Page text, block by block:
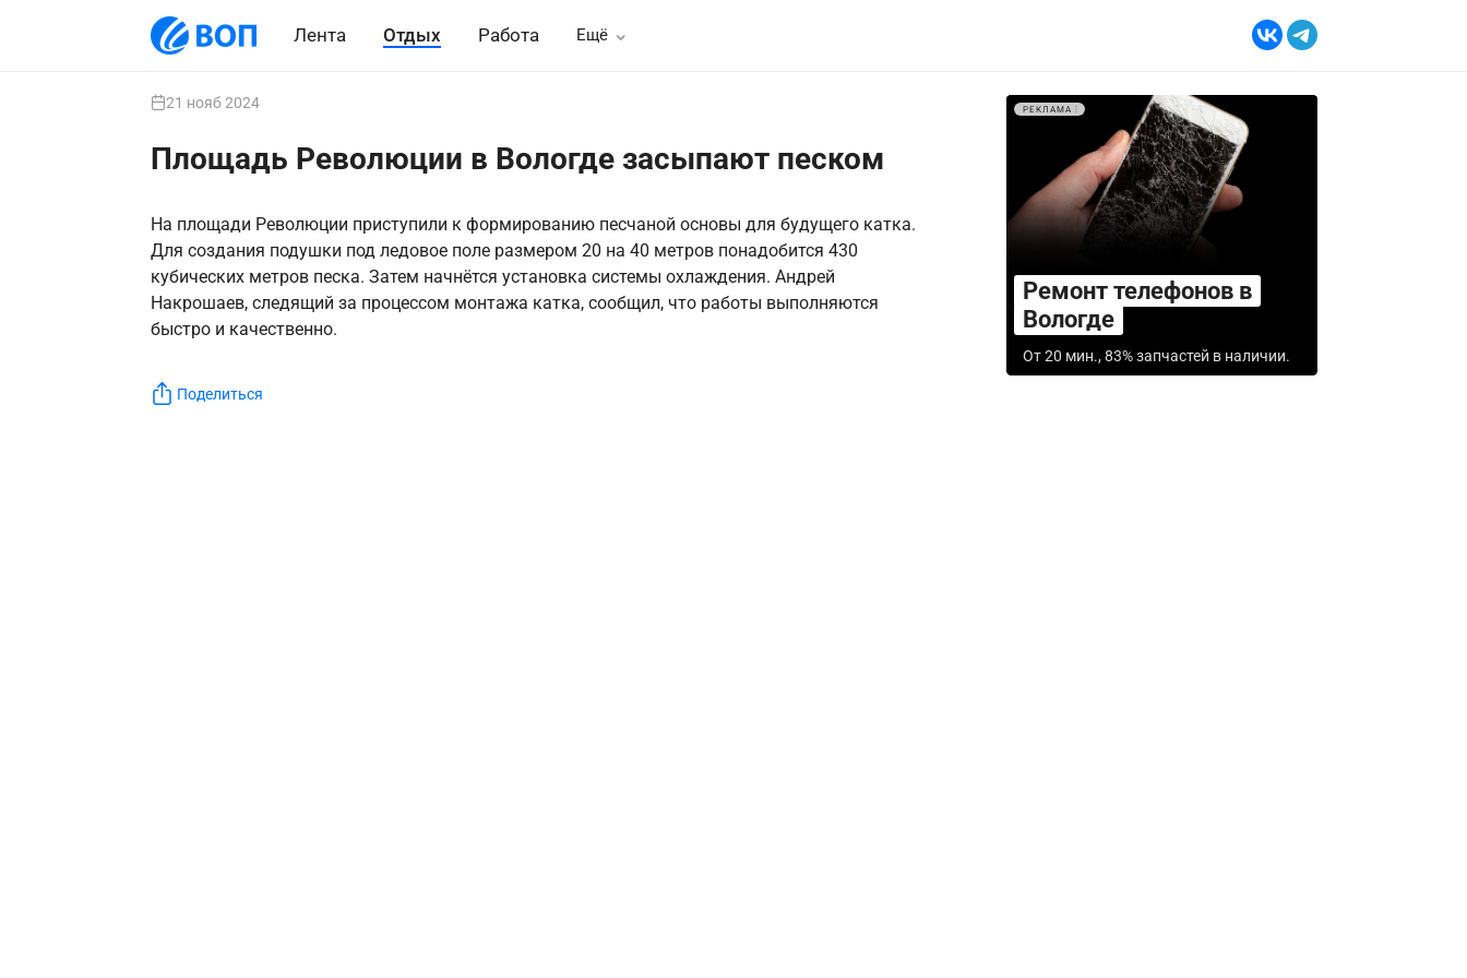
Лента Отдых Работа Ещё
21 нояб 2024
Площадь Революции в Вологде засыпают песком
На площади Революции приступили к формированию песчаной основы для будущего катка.
Для создания подушки под ледовое поле размером 20 на 40 метров понадобится 430
кубических метров песка. Затем начнётся установка системы охлаждения. Андрей
Накрошаев, следящий за процессом монтажа катка, сообщил, что работы выполняются
быстро и качественно.
Поделиться
РЕКЛАМА
Ремонт телефонов в
Вологде
От 20 мин., 83% запчастей в наличии.